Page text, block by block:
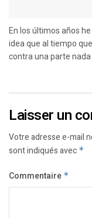
En los últimos años
idea que al tiempo
contra una parte nada
Laisser un
Votre adresse e-mail
sont indiqués avec *
Commentaire *